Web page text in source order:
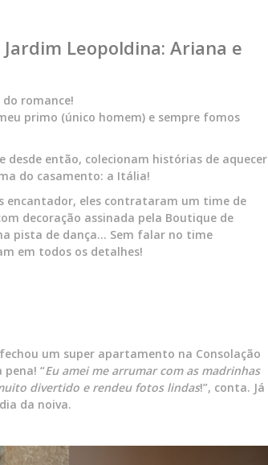
Leopoldina: Ariana e
romance!
primo (único homem) e sempre fomos
desde então, colecionam histórias de aquecer
do casamento: a Itália!
encantador, eles contrataram um time de
decoração assinada pela Boutique de
pista de dança… Sem falar no time
em todos os detalhes!
um super apartamento na Consolação
pena! “Eu amei me arrumar com as madrinhas
divertido e rendeu fotos lindas!”, conta. Já
da noiva.